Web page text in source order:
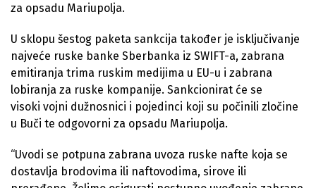
za opsadu Mariupolja.
U sklopu šestog paketa sankcija također je isključivanje
najveće ruske banke Sberbanka iz SWIFT-a, zabrana
emitiranja trima ruskim medijima u EU-u i zabrana
lobiranja za ruske kompanije. Sankcionirat će se
visoki vojni dužnosnici i pojedinci koji su počinili zločine
u Buči te odgovorni za opsadu Mariupolja.
“Uvodi se potpuna zabrana uvoza ruske nafte koja se
dostavlja brodovima ili naftovodima, sirove ili